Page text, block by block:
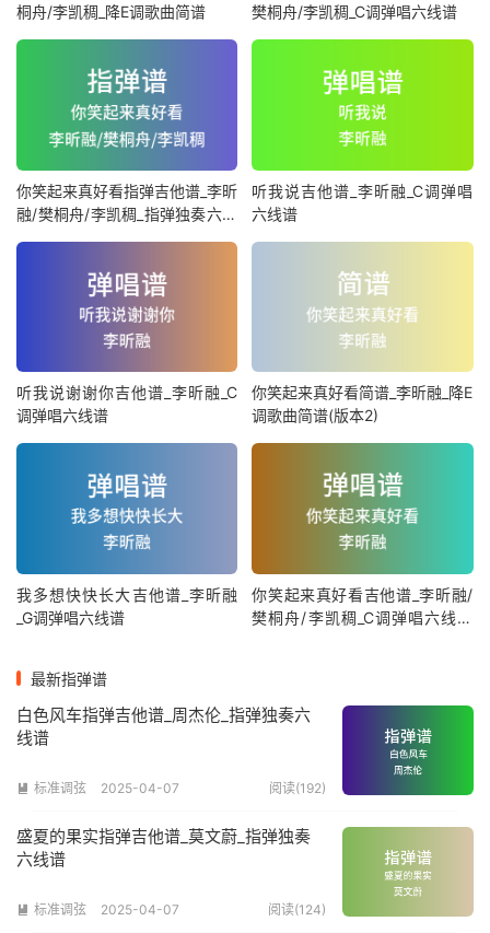
桐舟/李凯稠_降E调歌曲简谱
樊桐舟/李凯稠_C调弹唱六线谱
你笑起来真好看指弹吉他谱_李昕
融/樊桐舟/李凯稠_指弹独奏六线
听我说吉他谱_李昕融_C调弹唱
六线谱
听我说谢谢你吉他谱_李昕融_C
调弹唱六线谱
你笑起来真好看简谱_李昕融_降E
调歌曲简谱(版本2)
我多想快快长大吉他谱_李昕融
_G调弹唱六线谱
你笑起来真好看吉他谱_李昕融/
樊桐舟/李凯稠_C调弹唱六线谱
最新指弹谱
白色风车指弹吉他谱_周杰伦_指弹独奏六
线谱
 标准调弦 2025-04-07 阅读(192)
盛夏的果实指弹吉他谱_莫文蔚_指弹独奏
六线谱
 标准调弦 2025-04-07 阅读(124)